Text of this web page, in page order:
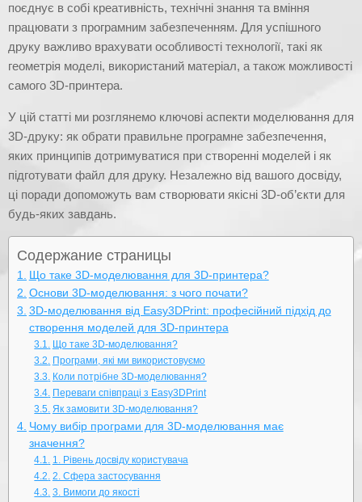
поєднує в собі креативність, технічні знання та вміння
працювати з програмним забезпеченням. Для успішного
друку важливо врахувати особливості технології, такі як
геометрія моделі, використаний матеріал, а також можливості
самого 3D-принтера.
У цій статті ми розглянемо ключові аспекти моделювання для
3D-друку: як обрати правильне програмне забезпечення,
яких принципів дотримуватися при створенні моделей і як
підготувати файл для друку. Незалежно від вашого досвіду,
ці поради допоможуть вам створювати якісні 3D-об’єкти для
будь-яких завдань.
Содержание страницы
Що таке 3D-моделювання для 3D-принтера?
Основи 3D-моделювання: з чого почати?
3D-моделювання від Easy3DPrint: професійний підхід до
створення моделей для 3D-принтера
Що таке 3D-моделювання?
Програми, які ми використовуємо
Коли потрібне 3D-моделювання?
Переваги співпраці з Easy3DPrint
Як замовити 3D-моделювання?
Чому вибір програми для 3D-моделювання має
значення?
1. Рівень досвіду користувача
2. Сфера застосування
3. Вимоги до якості